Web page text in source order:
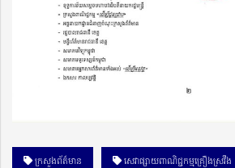
ក្រសួងព័ត៌មាន សេវាផ្សាយពាណិជ្ជកម្មគ្រឿងស្រវឹង